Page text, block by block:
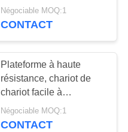
Négociable MOQ:1
CONTACT
Plateforme à haute
résistance, chariot de
chariot facile à
transporter, capacité de
charge élevée
Négociable MOQ:1
CONTACT